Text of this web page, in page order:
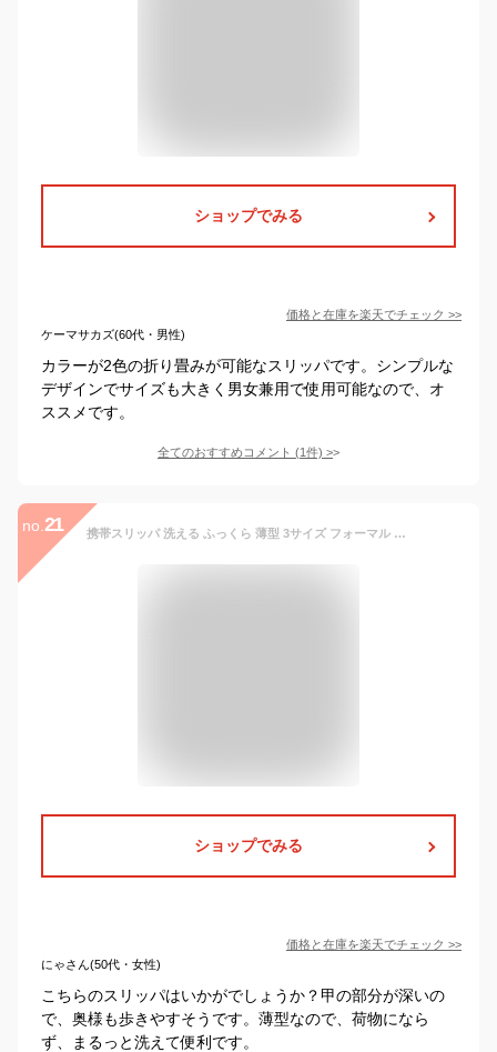
ショップでみる
価格と在庫を楽天でチェック >>
ケーマサカズ(60代・男性)
カラーが2色の折り畳みが可能なスリッパです。シンプルな
デザインでサイズも大きく男女兼用で使用可能なので、オ
ススメです。
全てのおすすめコメント (1件) >
no. 21 携帯スリッパ 洗える ふっくら 薄型 3サイズ フォーマル カジュアル 収納袋付き スリッパ 入学式 卒業式 幼稚園 参観日 上履き 旅行 飛行機 発表会 屋内用 携帯に便利なポーチ付き (ok-ks1900) [宅配B]【送料無料】【翌日配送対応】
ショップでみる
価格と在庫を楽天でチェック >>
にゃさん(50代・女性)
こちらのスリッパはいかがでしょうか？甲の部分が深いの
で、奥様も歩きやすそうです。薄型なので、荷物になら
ず、まるっと洗えて便利です。